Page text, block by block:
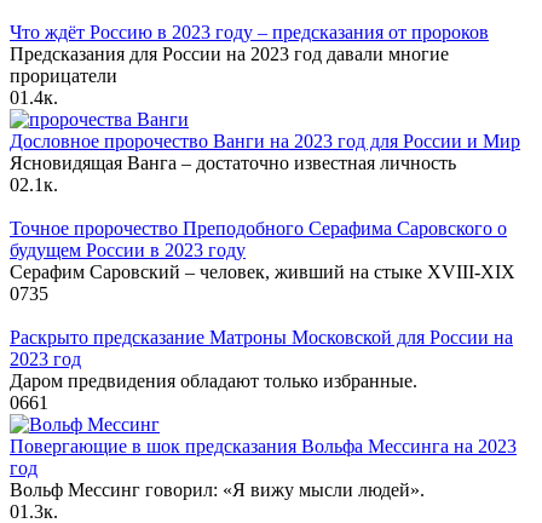
Что ждёт Россию в 2023 году – предсказания от пророков
Предсказания для России на 2023 год давали многие
прорицатели
01.4к.
Дословное пророчество Ванги на 2023 год для России и Мир
Ясновидящая Ванга – достаточно известная личность
02.1к.
Точное пророчество Преподобного Серафима Саровского о
будущем России в 2023 году
Серафим Саровский – человек, живший на стыке XVIII-XIX
0735
Раскрыто предсказание Матроны Московской для России на
2023 год
Даром предвидения обладают только избранные.
0661
Повергающие в шок предсказания Вольфа Мессинга на 2023
год
Вольф Мессинг говорил: «Я вижу мысли людей».
01.3к.